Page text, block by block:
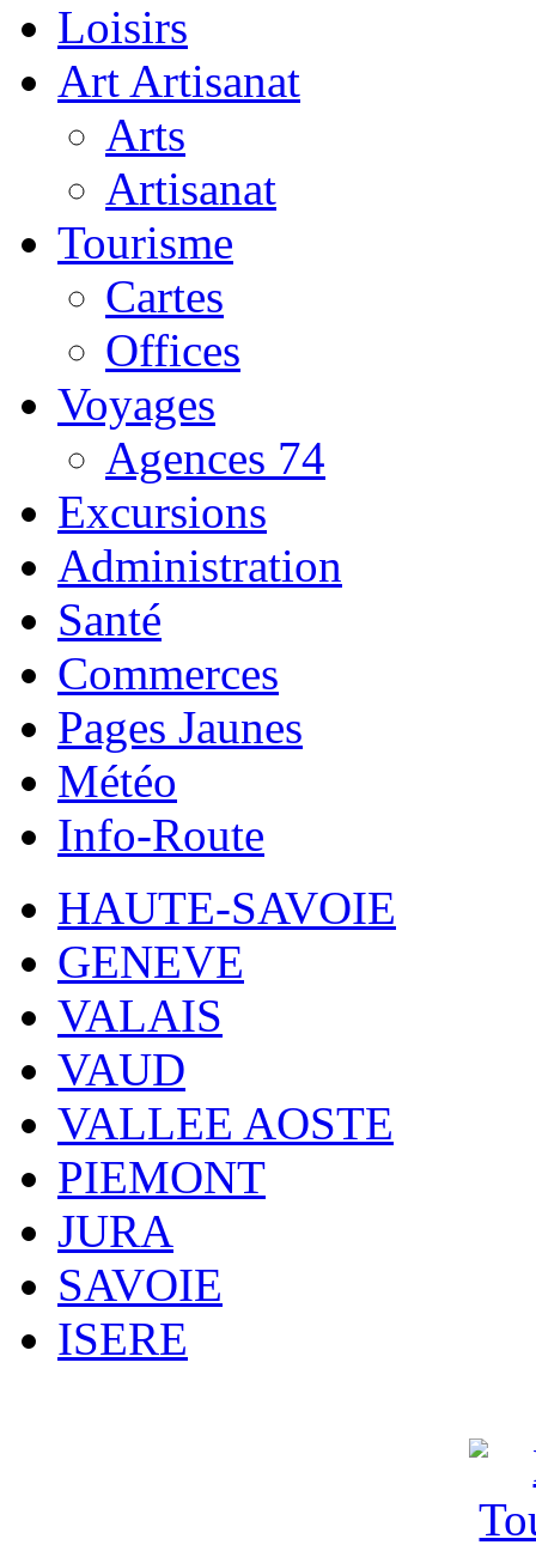
Loisirs
Art Artisanat
Arts
Artisanat
Tourisme
Cartes
Offices
Voyages
Agences 74
Excursions
Administration
Santé
Commerces
Pages Jaunes
Météo
Info-Route
HAUTE-SAVOIE
GENEVE
VALAIS
VAUD
VALLEE AOSTE
PIEMONT
JURA
SAVOIE
ISERE